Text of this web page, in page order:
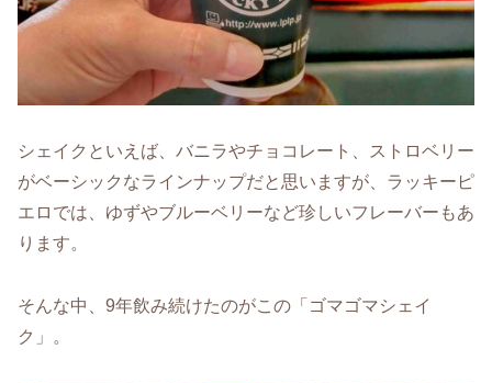
シェイクといえば、バニラやチョコレート、ストロベリー
がベーシックなラインナップだと思いますが、ラッキーピ
エロでは、ゆずやブルーベリーなど珍しいフレーバーもあ
ります。
そんな中、9年飲み続けたのがこの「ゴマゴマシェイ
ク」。